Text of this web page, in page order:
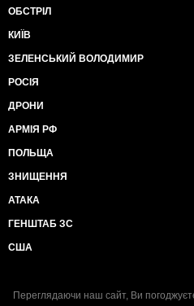
ОБСТРІЛ
КИЇВ
ЗЕЛЕНСЬКИЙ ВОЛОДИМИР
РОСІЯ
ДРОНИ
АРМІЯ РФ
ПОЛЬЩА
ЗНИЩЕННЯ
АТАКА
ГЕНШТАБ ЗС
США
Переглядаючи наш сайт, Ви